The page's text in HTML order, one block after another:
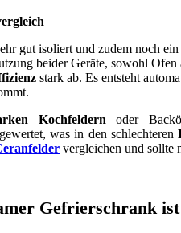
gut isoliert und zudem noch ein
beider Geräte, sowohl Ofen
stark ab. Es entsteht
Kochfeldern oder
was in den schlechteren
vergleichen und sollte
Gefrierschrank